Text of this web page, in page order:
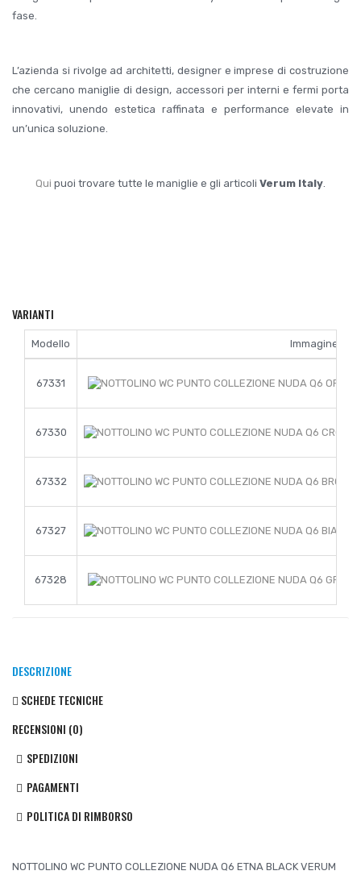
fase.
L’azienda si rivolge ad architetti, designer e imprese di costruzione
che cercano maniglie di design, accessori per interni e fermi porta
innovativi, unendo estetica raffinata e performance elevate in
un’unica soluzione.
Qui puoi trovare tutte le maniglie e gli articoli Verum Italy
VARIANTI
Modello Immagine
67331
67330
67332
67327
67328
DESCRIZIONE
SCHEDE TECNICHE
RECENSIONI (0)
SPEDIZIONI
PAGAMENTI
POLITICA DI RIMBORSO
NOTTOLINO WC PUNTO COLLEZIONE NUDA Q6 ETNA BLACK VERUM